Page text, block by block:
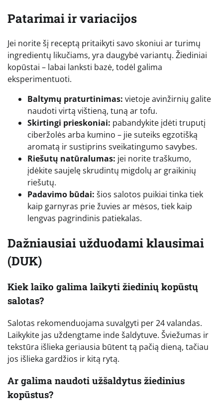
Patarimai ir variacijos
Jei norite šį receptą pritaikyti savo skoniui ar turimų
ingredientų likučiams, yra daugybė variantų. Žiediniai
kopūstai – labai lanksti bazė, todėl galima
eksperimentuoti.
Baltymų praturtinimas: vietoje avinžirnių galite
naudoti virtą vištieną, tuną ar tofu.
Skirtingi prieskoniai: pabandykite įdėti truputį
ciberžolės arba kumino – jie suteiks egzotišką
aromatą ir sustiprins sveikatingumo savybes.
Riešutų natūralumas: jei norite traškumo,
įdėkite saujelę skrudintų migdolų ar graikinių
riešutų.
Padavimo būdai: šios salotos puikiai tinka tiek
kaip garnyras prie žuvies ar mėsos, tiek kaip
lengvas pagrindinis patiekalas.
Dažniausiai užduodami klausimai
(DUK)
Kiek laiko galima laikyti žiedinių kopūstų
salotas?
Salotas rekomenduojama suvalgyti per 24 valandas.
Laikykite jas uždengtame inde šaldytuve. Šviežumas ir
tekstūra išlieka geriausia būtent tą pačią dieną, tačiau
jos išlieka gardžios ir kitą rytą.
Ar galima naudoti užšaldytus žiedinius
kopūstus?